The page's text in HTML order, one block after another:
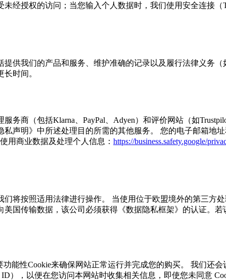
经授权的访问；当您输入个人数据时，我们使用安全连接
供我们的产品和服务、维护准确的记录以及履行法律义务
时间。
务商（包括Klarna、PayPal、Adyen）和评价网站（如
声明》中所述处理目的所需的其他服务。 您的电子邮箱地
用商业数据及处理个人信息： https://business.safety.google/
将按照适用法律进行操作。 当使用位于欧盟境外的第三方
国传输数据，该公司必须获得《数据隐私框架》的认证。
能性Cookie来确保网站正常运行并完成您的购买。 我们还
），以便在您访问本网站时收集相关信息，即使您未同意